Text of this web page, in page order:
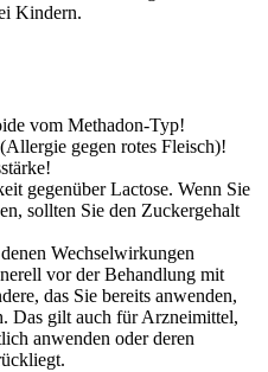
Kindern.
vom Methadon-Typ!
gegen rotes Fleisch)!
gegenüber Lactose. Wenn Sie
sollten Sie den Zuckergehalt
Wechselwirkungen
vor der Behandlung mit
das Sie bereits anwenden,
Das gilt auch für Arzneimittel,
anwenden oder deren